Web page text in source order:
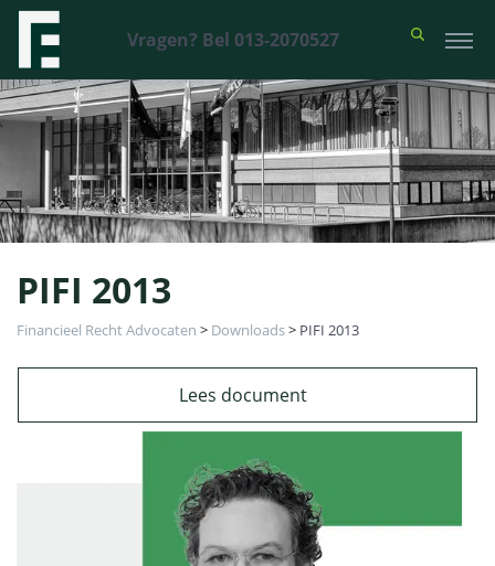
Vragen? Bel 013-2070527
PIFI 2013
Financieel Recht Advocaten > Downloads> PIFI 2013
Lees document